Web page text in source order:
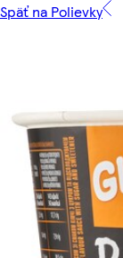
Späť na Polievky